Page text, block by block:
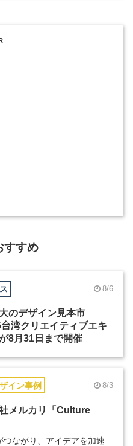
すすめ
8/6
のデザイン見本市
台湾クリエイティブエキ
8月31日まで開催
イン事例 8/3
メルカリ「Culture
つながり、アイデアを加速